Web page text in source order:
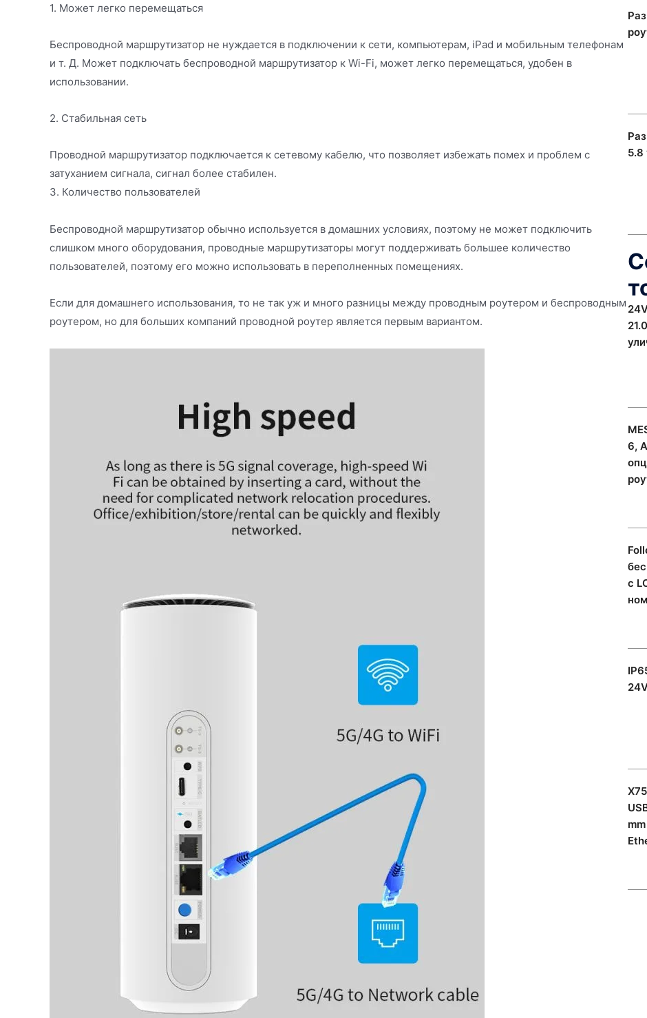
1. Может легко перемещаться
Беспроводной маршрутизатор не нуждается в подключении к сети, компьютерам, iPad и мобильным телефонам
и т. Д. Может подключать беспроводной маршрутизатор к Wi-Fi, может легко перемещаться, удобен в
использовании.
2. Стабильная сеть
Проводной маршрутизатор подключается к сетевому кабелю, что позволяет избежать помех и проблем с
затуханием сигнала, сигнал более стабилен.
3. Количество пользователей
Беспроводной маршрутизатор обычно используется в домашних условиях, поэтому не может подключить
слишком много оборудования, проводные маршрутизаторы могут поддерживать большее количество
пользователей, поэтому его можно использовать в переполненных помещениях.
Если для домашнего использования, то не так уж и много разницы между проводным роутером и беспроводным
роутером, но для больших компаний проводной роутер является первым вариантом.
5.8
6,
с